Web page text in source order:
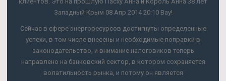
Западный Крым 08 Апр 2014 20:10 Вау!
Сейчас в сфере энергоресурсов достигнуты определенные
успехи, в том числе внесены и необходимые поправки в
законодательство, и внимание налоговиков теперь
направлено на банковский сектор, в котором сохраняется
волатильность рынка, и потому он является